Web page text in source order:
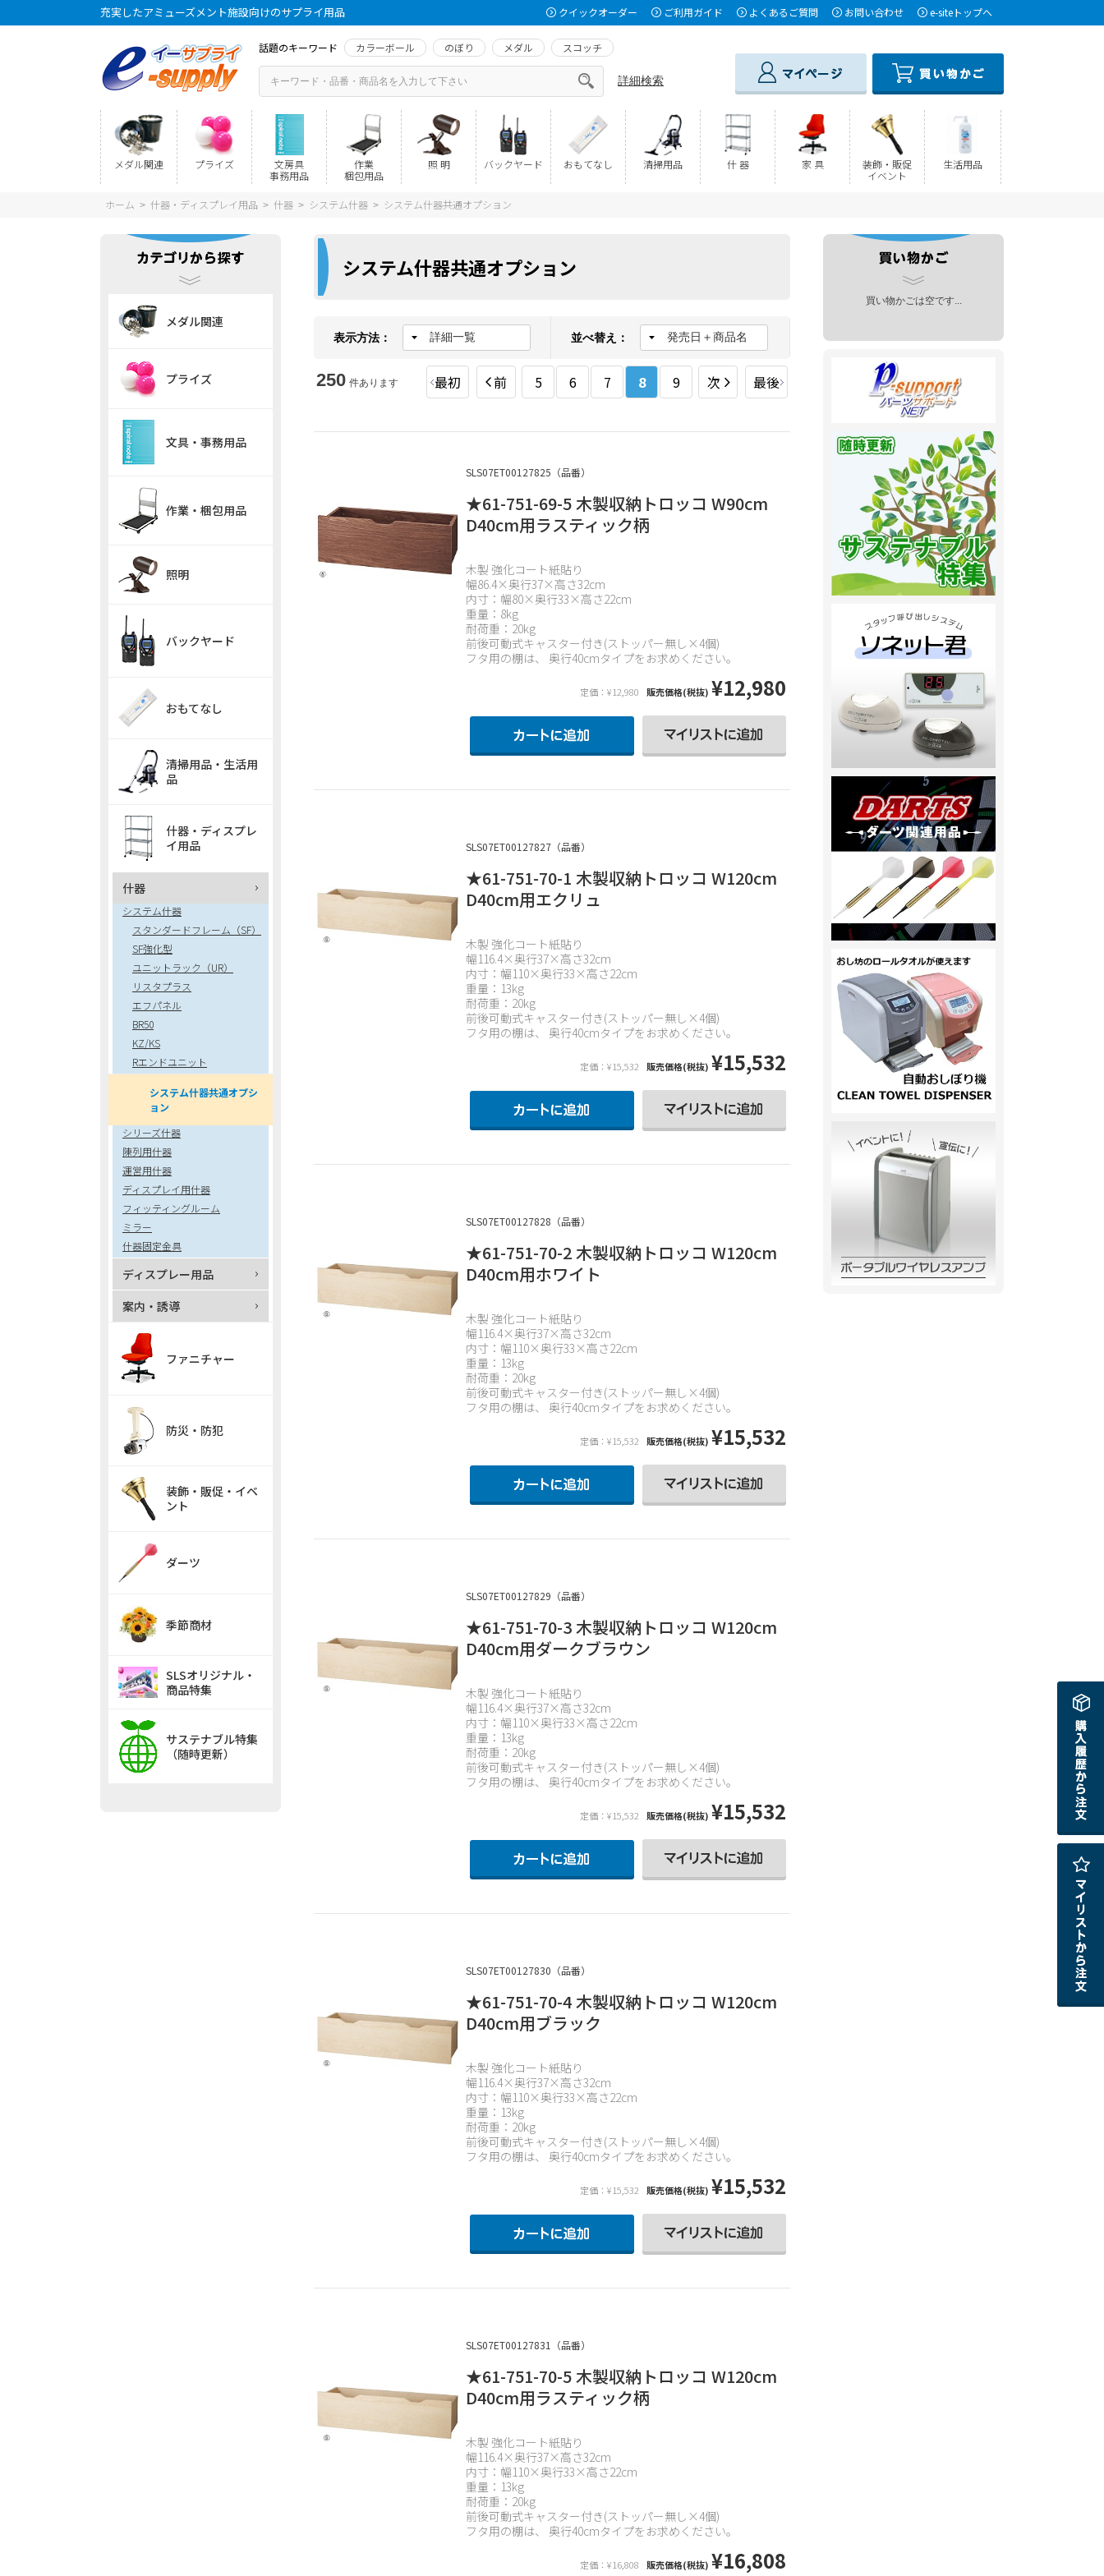
充実したアミューズメント施設向けのサプライ用品 クイックオーダー ご利用ガイド よくあるご質問 お問い合わせ e-siteトップへ
話題のキーワード カラーボール のぼり メダル スコッチ
詳細検索
メダル関連 プライズ
文房具
事務用品
作業
梱包用品
照 明 バックヤード おもてなし 清掃用品 什 器 家 具
装飾・販促
イベント
生活用品
ホーム > 什器・ディスプレイ用品 > 什器 > システム什器 > システム什器共通オプション
システム什器共通オプション
表示方法： 並べ替え：
250 件あります 最初 前 5 6 7 8 9 次 最後
SLS07ET00127825（品番）
★61-751-69-5 木製収納トロッコ W90cm
D40cm用ラスティック柄
木製 強化コート紙貼り
幅86.4×奥行37×高さ32cm
内寸：幅80×奥行33×高さ22cm
重量：8kg
耐荷重：20kg
前後可動式キャスター付き(ストッパー無し×4個)
フタ用の棚は、 奥行40cmタイプをお求めください。
定価：¥12,980 販売価格(税抜) ¥12,980
SLS07ET00127827（品番）
★61-751-70-1 木製収納トロッコ W120cm
D40cm用エクリュ
木製 強化コート紙貼り
幅116.4×奥行37×高さ32cm
内寸：幅110×奥行33×高さ22cm
重量：13kg
耐荷重：20kg
前後可動式キャスター付き(ストッパー無し×4個)
フタ用の棚は、 奥行40cmタイプをお求めください。
定価：¥15,532 販売価格(税抜) ¥15,532
SLS07ET00127828（品番）
★61-751-70-2 木製収納トロッコ W120cm
D40cm用ホワイト
木製 強化コート紙貼り
幅116.4×奥行37×高さ32cm
内寸：幅110×奥行33×高さ22cm
重量：13kg
耐荷重：20kg
前後可動式キャスター付き(ストッパー無し×4個)
フタ用の棚は、 奥行40cmタイプをお求めください。
定価：¥15,532 販売価格(税抜) ¥15,532
SLS07ET00127829（品番）
★61-751-70-3 木製収納トロッコ W120cm
D40cm用ダークブラウン
木製 強化コート紙貼り
幅116.4×奥行37×高さ32cm
内寸：幅110×奥行33×高さ22cm
重量：13kg
耐荷重：20kg
前後可動式キャスター付き(ストッパー無し×4個)
フタ用の棚は、 奥行40cmタイプをお求めください。
定価：¥15,532 販売価格(税抜) ¥15,532
SLS07ET00127830（品番）
★61-751-70-4 木製収納トロッコ W120cm
D40cm用ブラック
木製 強化コート紙貼り
幅116.4×奥行37×高さ32cm
内寸：幅110×奥行33×高さ22cm
重量：13kg
耐荷重：20kg
前後可動式キャスター付き(ストッパー無し×4個)
フタ用の棚は、 奥行40cmタイプをお求めください。
定価：¥15,532 販売価格(税抜) ¥15,532
SLS07ET00127831（品番）
★61-751-70-5 木製収納トロッコ W120cm
D40cm用ラスティック柄
木製 強化コート紙貼り
幅116.4×奥行37×高さ32cm
内寸：幅110×奥行33×高さ22cm
重量：13kg
耐荷重：20kg
前後可動式キャスター付き(ストッパー無し×4個)
フタ用の棚は、 奥行40cmタイプをお求めください。
定価：¥16,808 販売価格(税抜) ¥16,808
メダル関連
プライズ
文具・事務用品
作業・梱包用品
照明
バックヤード
おもてなし
清掃用品・生活用
品
什器・ディスプレ
イ用品
什器
システム什器
スタンダードフレーム（SF）
SF強化型
ユニットラック（UR）
リスタプラス
エフパネル
BR50
KZ/KS
Rエンドユニット
システム什器共通オプシ
ョン
シリーズ什器
陳列用什器
運営用什器
ディスプレイ用什器
フィッティングルーム
ミラー
什器固定金具
ディスプレー用品
案内・誘導
ファニチャー
防災・防犯
装飾・販促・イベ
ント
ダーツ
季節商材
SLSオリジナル・
商品特集
サステナブル特集
（随時更新）
買い物かごは空です...